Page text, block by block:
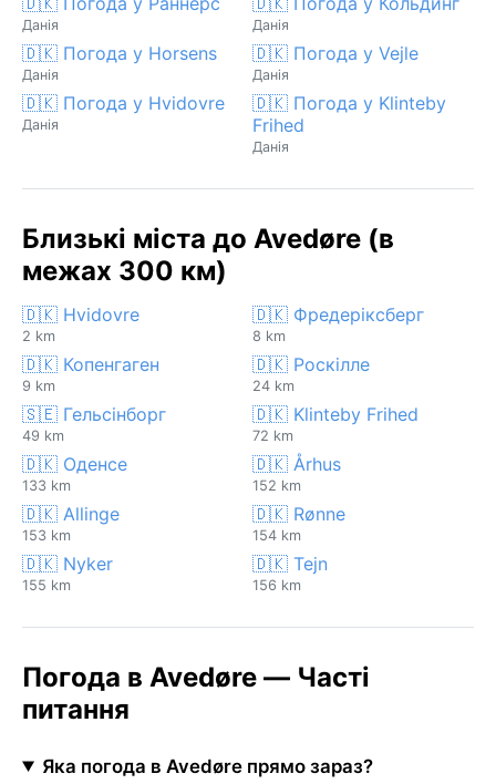
Данія Данія
🇩🇰 Погода у Horsens
Данія
🇩🇰 Погода у Vejle
Данія
🇩🇰 Погода у Hvidovre
Данія
🇩🇰 Погода у Klinteby
Frihed
Данія
Близькі міста до Avedøre (в
межах 300 км)
🇩🇰 Hvidovre
2 km
🇩🇰 Фредеріксберг
8 km
🇩🇰 Копенгаген
9 km
🇩🇰 Роскілле
24 km
🇸🇪 Гельсінборг
49 km
🇩🇰 Klinteby Frihed
72 km
🇩🇰 Оденсе
133 km
🇩🇰 Århus
152 km
🇩🇰 Allinge
153 km
🇩🇰 Rønne
154 km
🇩🇰 Nyker
155 km
🇩🇰 Tejn
156 km
Погода в Avedøre — Часті
питання
Яка погода в Avedøre прямо зараз?